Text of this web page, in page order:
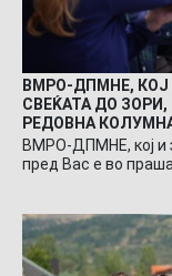
ВМРО-ДПМНЕ, КОЈ
СВЕЌАТА ДО ЗОРИ,
РЕДОВНА
ВМРО-ДПМНЕ, кој и
пред Вас е во